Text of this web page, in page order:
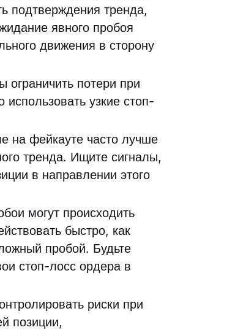
подтверждения тренда,
явного пробоя
движения в сторону
ограничить потери при
узкие стоп-
на фейкауте часто лучше
тренда. Ищите сигналы,
в направлении этого
могут происходить
быстро, как
пробой. Будьте
стоп-лосс ордера в
риски при
позиции,